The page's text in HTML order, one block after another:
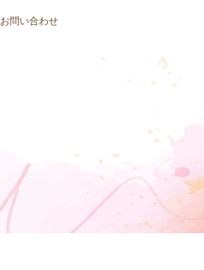
お問い合わせ